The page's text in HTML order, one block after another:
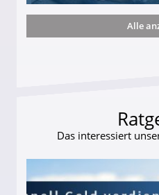
darf Geld behalten!
Alle
Das interessiert